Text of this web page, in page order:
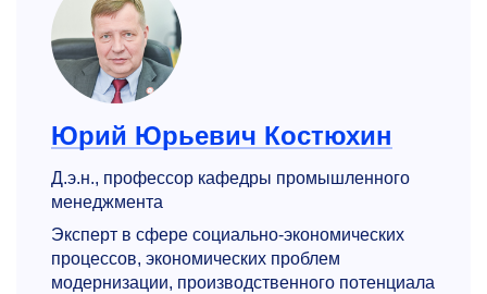
Юрий Юрьевич Костюхин
Д.э.н., профессор кафедры промышленного
менеджмента
Эксперт в сфере социально-экономических
процессов, экономических проблем
модернизации, производственного потенциала